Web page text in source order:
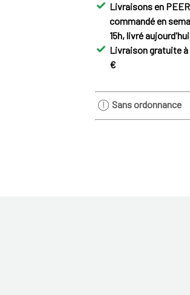
Livraisons en
commandé en
15h, livré
Livraison gratuite
€
Sans ordonnance